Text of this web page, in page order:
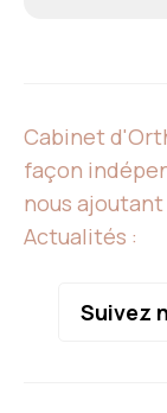
Cabinet
façon
nous ajoutant
Actualités :
Suivez